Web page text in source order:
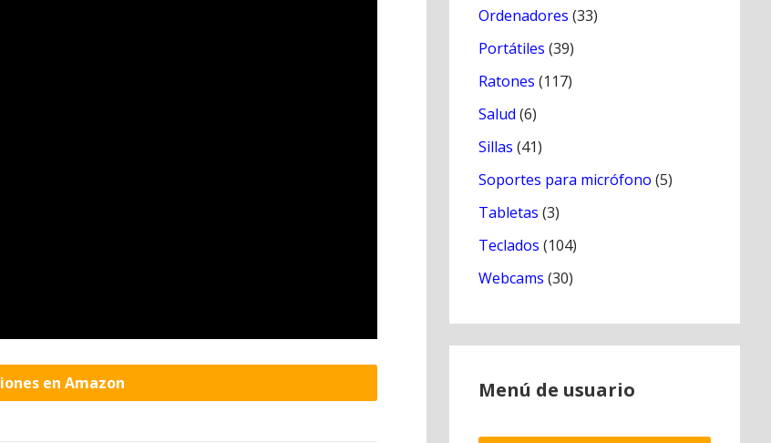
en Amazon
Ordenadores (33)
Portátiles (39)
Ratones (117)
Salud (6)
Sillas (41)
Soportes para micrófono (5)
Tabletas (3)
Teclados (104)
Webcams (30)
Menú de usuario